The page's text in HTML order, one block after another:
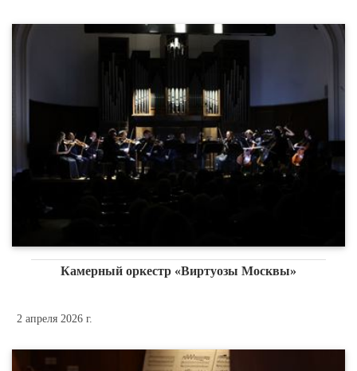
Камерный оркестр «Виртуозы Москвы»
2 апреля 2026 г.